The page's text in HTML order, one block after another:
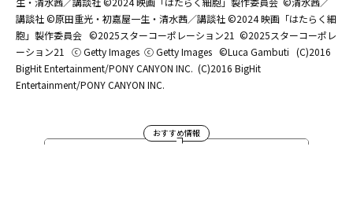
講談社 ©原田重光・初嘉屋一生・清水茜／講談社 ©2024 映画「はたらく細
胞」製作委員会 ©2025スターコーポレーション21 ©2025スターコーポレ
ーション21
ⓒ Getty Images ⓒ Getty Images ©Luca Gambuti (C)2016
BigHit Entertainment/PONY CANYON INC. (C)2016 BigHit
Entertainment/PONY CANYON INC.
おすすめ情報